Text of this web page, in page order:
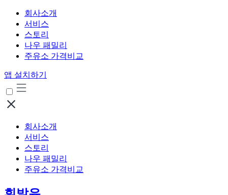
회사소개
서비스
스토리
나우 패밀리
주유소 가격비교
앱 설치하기
회사소개
서비스
스토리
나우 패밀리
주유소 가격비교